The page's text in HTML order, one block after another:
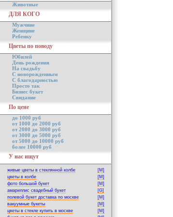
Животные
ДЛЯ КОГО
Мужчине
Женщине
Ребенку
Цветы по поводу
Юбилей
День рождения
На свадьбу
С новорожденным
С благодарностью
Просто так
Бизнес букет
Свидание
По цене
до 1000 руб
от 1000 до 2000 руб
от 2000 до 3000 руб
от 3000 до 5000 руб
от 5000 до 10000 руб
более 10000 руб
У нас ищут
живые цветы в стеклянной колбе
[M]
цветы в колбе
[M]
фото большой букет
[M]
амариллис свадебный букет
[G]
полевой букет доставка по москве
[M]
вакуумные букеты
[M]
цветы в стекле купить в москве
[M]